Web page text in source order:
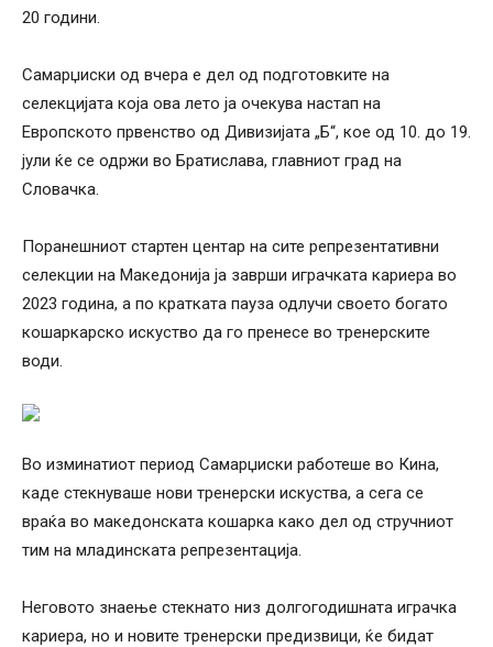
20 години.
Самарџиски од вчера е дел од подготовките на
селекцијата која ова лето ја очекува настап на
Европското првенство од Дивизијата „Б“, кое од 10. до 19.
јули ќе се одржи во Братислава, главниот град на
Словачка.
Поранешниот стартен центар на сите репрезентативни
селекции на Македонија ја заврши играчката кариера во
2023 година, а по кратката пауза одлучи своето богато
кошаркарско искуство да го пренесе во тренерските
води.
Во изминатиот период Самарџиски работеше во Кина,
каде стекнуваше нови тренерски искуства, а сега се
враќа во македонската кошарка како дел од стручниот
тим на младинската репрезентација.
Неговото знаење стекнато низ долгогодишната играчка
кариера, но и новите тренерски предизвици, ќе бидат